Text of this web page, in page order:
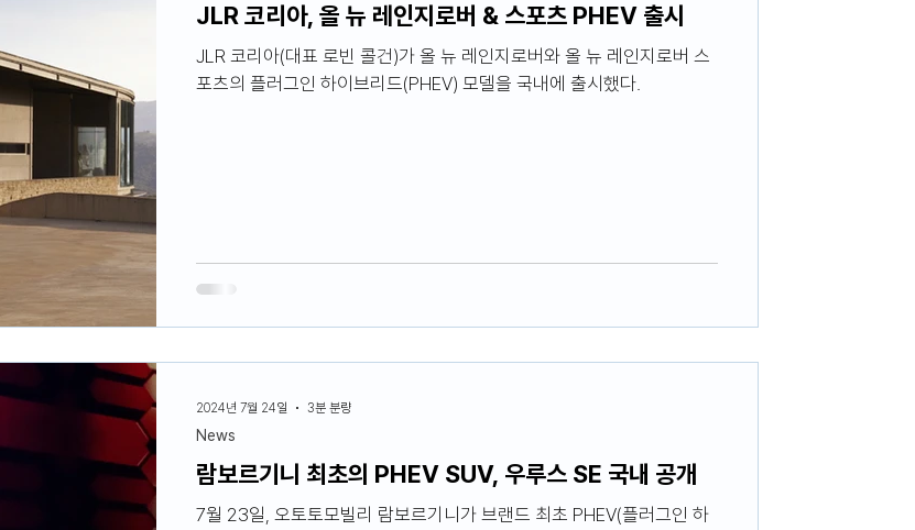
JLR 코리아, 올 뉴 레인지로버 & 스포츠 PHEV 출시
JLR 코리아(대표 로빈 콜건)가 올 뉴 레인지로버와 올 뉴 레인지로버 스
포츠의 플러그인 하이브리드(PHEV) 모델을 국내에 출시했다.
람보르기니 최초의 PHEV SUV, 우루스 SE 국내 공개
7월 23일, 오토토모빌리 람보르기니가 브랜드 최초 PHEV(플러그인 하
News
2024년 7월 24일 3분 분량